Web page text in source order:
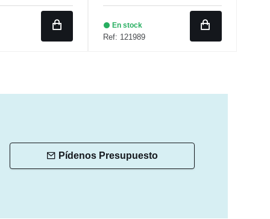
En stock
Ref: 121989
Pídenos Presupuesto